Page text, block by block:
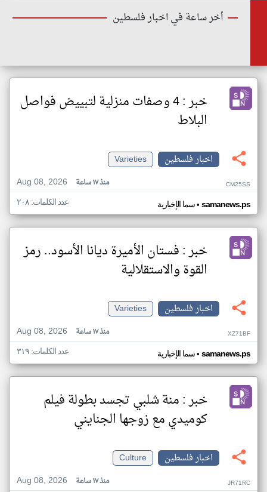
أخر ساعة في اخبار فلسطين
خبر : 4 وصفات منزلية لتبييض فواصل
البلاط
اخبار فلسطين
Varieties
Aug 08, 2026
منذ ١٧ ساعة CM25SS
سما الإخبارية• samanews.ps عدد الكلمات: ٢٠٨
خبر : فستان الأميرة ديانا الأسود.. رمز
القوة والاستقلالية
اخبار فلسطين
Varieties
Aug 08, 2026
منذ ١٧ ساعة XZ71BF
سما الإخبارية• samanews.ps عدد الكلمات: ٣١٩
خبر : منة شلبي تجسد بطولة فيلم
كوميدي مع زوجها الجنايني
اخبار فلسطين
Culture
Aug 08, 2026
منذ ١٧ ساعة JR71RC